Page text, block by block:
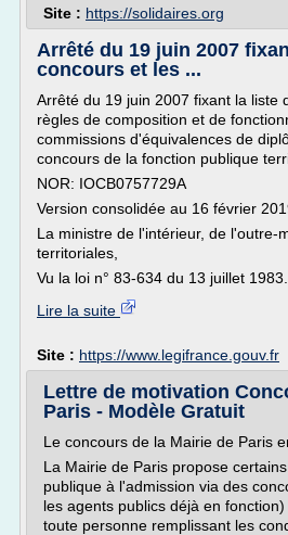
Site : https://solidaires.org
Arrêté du 19 juin 2007
concours et les ...
Arrêté du 19 juin 2007 fixant la liste
règles de composition et de
commissions d'équivalences de
concours de la fonction publique
NOR: IOCB0757729A
Version consolidée au 16 février
La ministre de l'intérieur, de l'outre-
territoriales,
Vu la loi n° 83-634 du 13 juillet 1983...
Lire la suite
Site : https://www.legifrance.gouv.fr
Lettre de motivation
Paris - Modèle Gratuit
Le concours de la Mairie de Paris
La Mairie de Paris propose
publique à l'admission via des
les agents publics déjà en
toute personne remplissant les